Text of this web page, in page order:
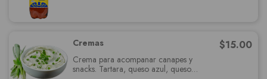
Cremas $15.00
Crema para acompanar canapes y
snacks. Tartara, queso azul, queso